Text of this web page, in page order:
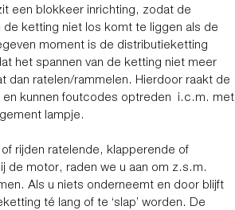
een blokkeer inrichting, zodat de
de ketting niet los komt te liggen als de
moment is de distributieketting
het spannen van de ketting niet meer
dan ratelen/rammelen. Hierdoor raakt de
en kunnen foutcodes optreden i.c.m. met
lampje.
rijden ratelende, klapperende of
de motor, raden we u aan om z.s.m.
Als u niets onderneemt en door blijft
té lang of te ‘slap’ worden. De